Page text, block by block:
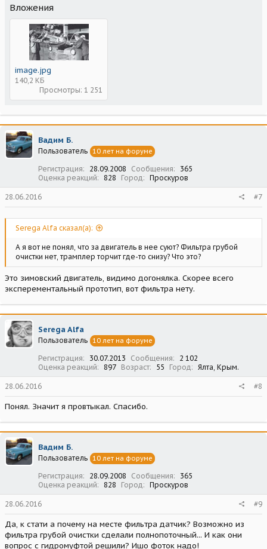
Вложения
image.jpg
140,2 КБ
Просмотры: 1 251
Вадим Б.
Пользователь 10 лет на форуме
Регистрация 28.09.2008 Сообщения
365
Оценка реакций
828 Город Проскуров
28.06.2016 #7
Serega Alfa сказал(а):
А я вот не понял, что за двигатель в нее суют? Фильтра грубой
очистки нет, трамплер торчит где-то снизу? Что это?
Это зимовский двигатель, видимо догонялка. Скорее всего
эксперементальный прототип, вот фильтра нету.
Serega Alfa
Пользователь 10 лет на форуме
Регистрация 30.07.2013 Сообщения
2 102
Оценка реакций
897 Возраст 55 Город Ялта, Крым.
28.06.2016 #8
Понял. Значит я провтыкал. Спасибо.
Вадим Б.
Пользователь 10 лет на форуме
Регистрация 28.09.2008 Сообщения
365
Оценка реакций
828 Город Проскуров
28.06.2016 #9
Да, к стати а почему на месте фильтра датчик? Возможно из
фильтра грубой очистки сделали полнопоточный... И как они
вопрос с гидромуфтой решили? Ишо фоток надо!